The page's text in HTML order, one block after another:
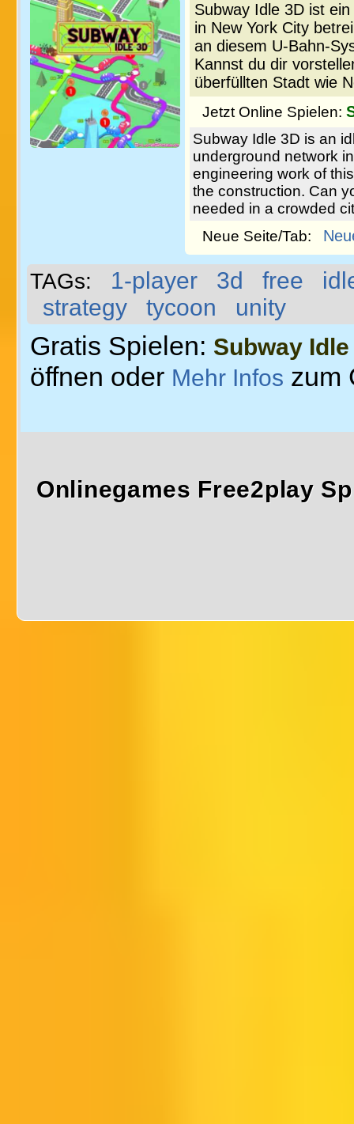
Subway Idle 3D ist
in New York City
an diesem U-Bahn-
Kannst du dir
überfüllten Stadt wie
Jetzt Online Spielen:
Subway Idle 3D is an
underground network
engineering work of
the construction. Can
needed in a crowded
Neue Seite/Tab:
TAGs: 1-player 3d free
strategy
tycoon unity
Gratis Spielen: Subway Idle
öffnen oder Mehr Infos zum
Onlinegames Free2play